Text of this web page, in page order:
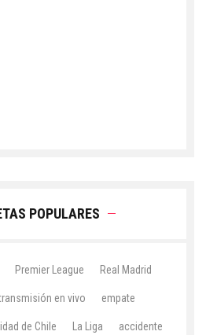
POPULARES
Premier League Real Madrid
en vivo empate
de Chile La Liga accidente